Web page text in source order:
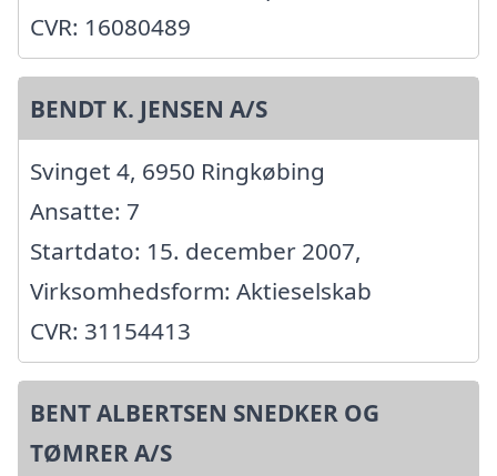
CVR: 16080489
BENDT K. JENSEN A/S
Svinget 4, 6950 Ringkøbing
Ansatte: 7
Startdato: 15. december 2007,
Virksomhedsform: Aktieselskab
CVR: 31154413
BENT ALBERTSEN SNEDKER OG
TØMRER A/S